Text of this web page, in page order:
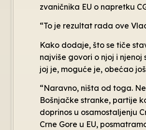
zvaničnika EU o napretku
“To je rezultat rada ove
Kako dodaje, što se tiče
najviše govori o njoj i
joj je, moguće je, obećao
“Naravno, ništa od toga.
Bošnjačke stranke, partije
doprinos u osamostaljenju
Crne Gore u EU,